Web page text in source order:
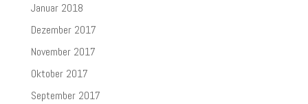
Januar 2018
Dezember 2017
November 2017
Oktober 2017
September 2017